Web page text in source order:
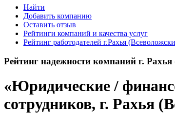
Найти
Добавить компанию
Оставить отзыв
Рейтинги компаний и качества услуг
Рейтинг работодателей г.Рахья
Рейтинг надежности компаний г.
«Юридические /
сотрудников, г. Рахья